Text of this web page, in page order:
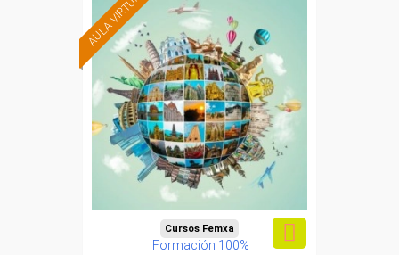
AULA VIRTUAL
Formación 100%
Cursos Femxa